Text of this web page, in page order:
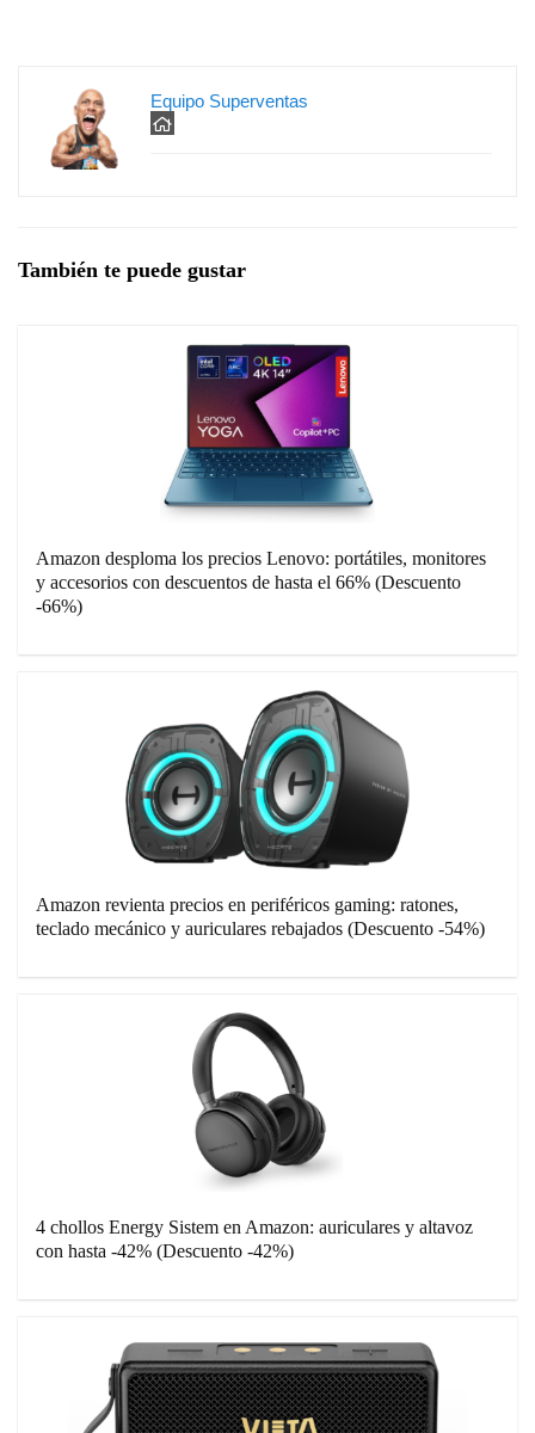
Equipo Superventas
También te puede gustar
Amazon desploma los precios Lenovo: portátiles, monitores
y accesorios con descuentos de hasta el 66% (Descuento
-66%)
Amazon revienta precios en periféricos gaming: ratones,
teclado mecánico y auriculares rebajados (Descuento -54%)
4 chollos Energy Sistem en Amazon: auriculares y altavoz
con hasta -42% (Descuento -42%)